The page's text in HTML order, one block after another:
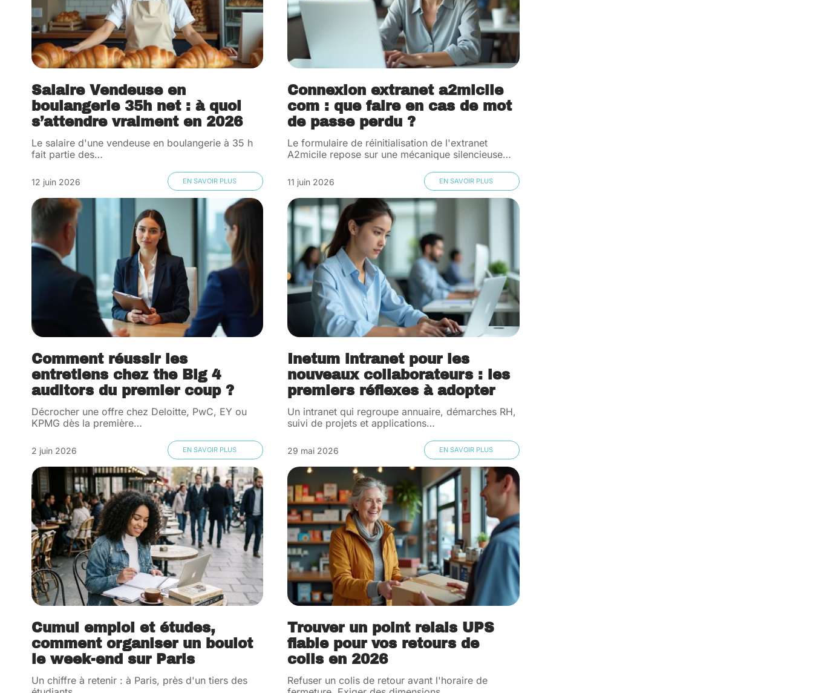
Salaire Vendeuse en
boulangerie 35h net : à quoi
s’attendre vraiment en 2026
Le salaire d'une vendeuse en boulangerie à 35 h
fait partie des…
12 juin 2026 EN SAVOIR PLUS
Connexion extranet a2micile
com : que faire en cas de mot
de passe perdu ?
Le formulaire de réinitialisation de l'extranet
A2micile repose sur une mécanique silencieuse…
11 juin 2026 EN SAVOIR PLUS
Comment réussir les
entretiens chez the Big 4
auditors du premier coup ?
Décrocher une offre chez Deloitte, PwC, EY ou
KPMG dès la première…
2 juin 2026 EN SAVOIR PLUS
Inetum intranet pour les
nouveaux collaborateurs : les
premiers réflexes à adopter
Un intranet qui regroupe annuaire, démarches RH,
suivi de projets et applications…
29 mai 2026 EN SAVOIR PLUS
Cumul emploi et études,
comment organiser un boulot
le week-end sur Paris
Un chiffre à retenir : à Paris, près d'un tiers des
Trouver un point relais UPS
fiable pour vos retours de
colis en 2026
Refuser un colis de retour avant l'horaire de